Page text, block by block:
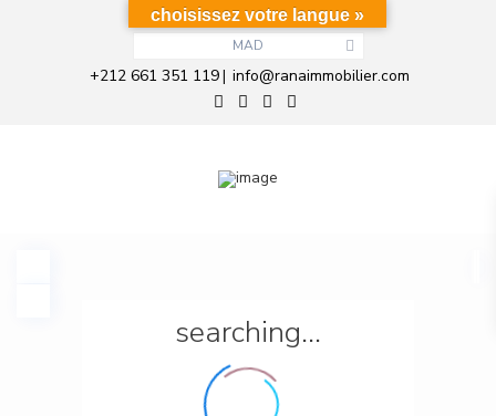
MAD
+212 661 351 119| info@ranaimmobilier.com
searching...
choisissez votre langue »